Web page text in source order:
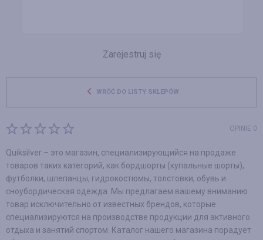
Zarejestruj się
WRÓĆ DO LISTY SKLEPÓW
OPINIE 0
Quiksilver – это магазин, специализирующийся на продаже
товаров таких категорий, как бордшорты (купальные шорты),
футболки, шлепанцы, гидрокостюмы, толстовки, обувь и
сноубордическая одежда. Мы предлагаем вашему вниманию
товар исключительно от известных брендов, которые
специализируются на производстве продукции для активного
отдыха и занятий спортом. Каталог нашего магазина порадует